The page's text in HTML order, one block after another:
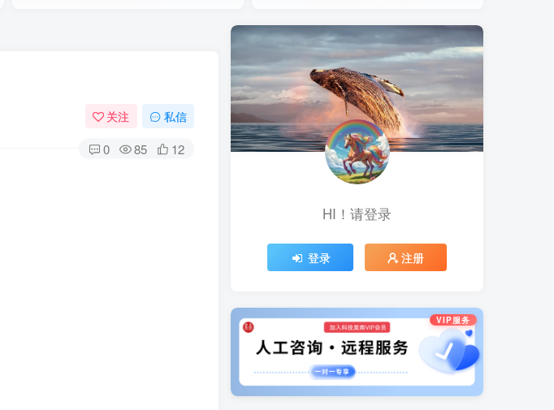
关注 私信
0 85 12
HI！请登录
登录 注册
VIP服务